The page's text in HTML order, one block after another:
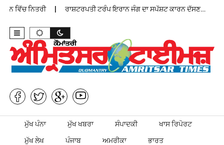
ਵਿੱਚ ਨਿਤਰੀ ਰਾਸ਼ਟਰਪਤੀ ਟਰੰਪ ਇਰਾਨ ਜੰਗ ਦਾ ਸਪੱਸ਼ਟ ਕਾਰਨ ਦੱਸਣ…
Skip to content
ਮੁੱਖ ਪੰਨਾ ਮੁੱਖ ਖਬਰਾ ਸੰਪਾਦਕੀ ਖਾਸ ਰਿਪੋਰਟ
ਮੁੱਖ ਲੇਖ ਪੰਜਾਬ ਅਮਰੀਕਾ ਭਾਰਤ